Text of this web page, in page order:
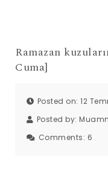
Ramazan
Cuma]
Posted on: 12
Posted by:
Comments: 6